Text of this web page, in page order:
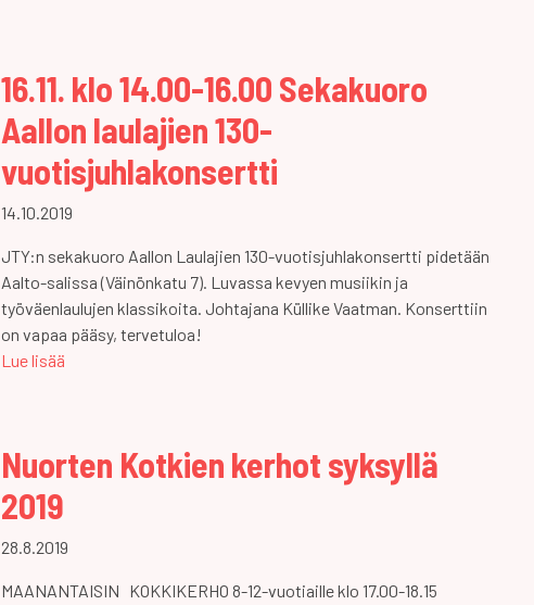
16.11. klo 14.00-16.00 Sekakuoro
Aallon laulajien 130-
vuotisjuhlakonsertti
14.10.2019
JTY:n sekakuoro Aallon Laulajien 130-vuotisjuhlakonsertti pidetään
Aalto-salissa (Väinönkatu 7). Luvassa kevyen musiikin ja
työväenlaulujen klassikoita. Johtajana Küllike Vaatman. Konserttiin
on vapaa pääsy, tervetuloa!
Lue lisää
Nuorten Kotkien kerhot syksyllä
2019
28.8.2019
MAANANTAISIN KOKKIKERHO 8-12-vuotiaille klo 17.00-18.15